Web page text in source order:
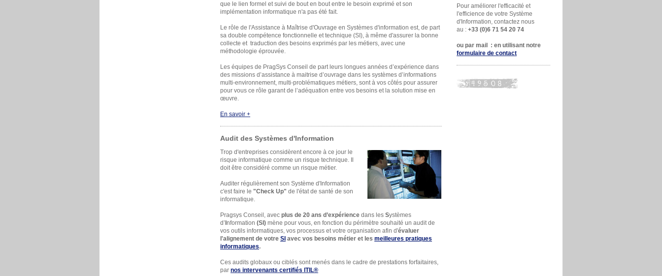
que le lien formel et suivi de bout en bout entre le besoin exprimé et son
implémentation informatique n'a pas été fait.
Le rôle de l'Assistance à Maîtrise d'Ouvrage en Systèmes d'information est, de part
sa double compétence fonctionnelle et technique (SI), à même d'assurer la bonne
collecte et traduction des besoins exprimés par les métiers, avec une
méthodologie éprouvée.
Les équipes de PragSys Conseil de part leurs longues années d’expérience dans
des missions d’assistance à maitrise d’ouvrage dans les systèmes d’informations
multi-environnement, multi-problématiques métiers, sont à vos côtés pour assurer
pour vous ce rôle garant de l’adéquation entre vos besoins et la solution mise en
œuvre.
En savoir +
Audit des Systèmes d'Information
Trop d'entreprises considèrent encore à ce jour le
risque informatique comme un risque technique. Il
doit être considéré comme un risque métier.
Auditer régulièrement son Système d'Information
c'est faire le "Check Up" de l'état de santé de son
informatique.
Pragsys Conseil, avec plus de 20 ans d’expérience dans les Systèmes
d’ nformation (SI) mène pour vous, en fonction du périmètre souhaité un audit de
vos outils informatiques, vos processus et votre organisation afin d'évaluer
l'alignement de votre SI avec vos besoins métier et les meilleures pratiques
informatiques.
Ces audits globaux ou ciblés sont menés dans le cadre de prestations forfaitaires,
par nos intervenants certifiés ITIL®
Pour améliorer l'efficacité et
l'efficience de votre Système
d'Information, contactez nous
au : +33 (0)6 71 54 20 74
ou par mail : en utilisant notre
formulaire de contact